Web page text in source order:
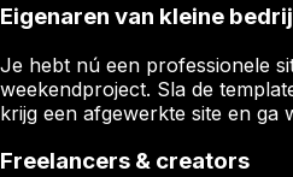
Eigenaren van kleine
Je hebt nú een professionele
weekendproject. Sla de
krijg een afgewerkte site en ga
Freelancers & creators